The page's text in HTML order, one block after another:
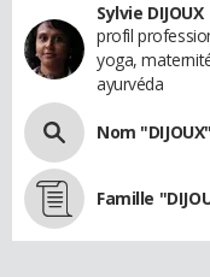
Sylvie DIJOUX
profil
yoga,
ayurvéda
Nom "DIJOUX"
Famille